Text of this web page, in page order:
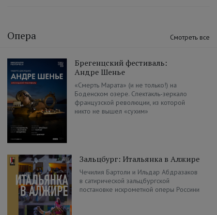
Опера Смотреть все
Брегенцский фестиваль:
Андре Шенье
«Смерть Марата» (и не только!) на
Боденском озере. Спектакль-зеркало
французской революции, из которой
никто не вышел «сухим»
Зальцбург: Итальянка в Алжире
Чечилия Бартоли и Ильдар Абдразаков
в сатирической зальцбургской
постановке искрометной оперы Россини